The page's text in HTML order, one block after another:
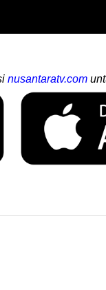
nusantaratv.com